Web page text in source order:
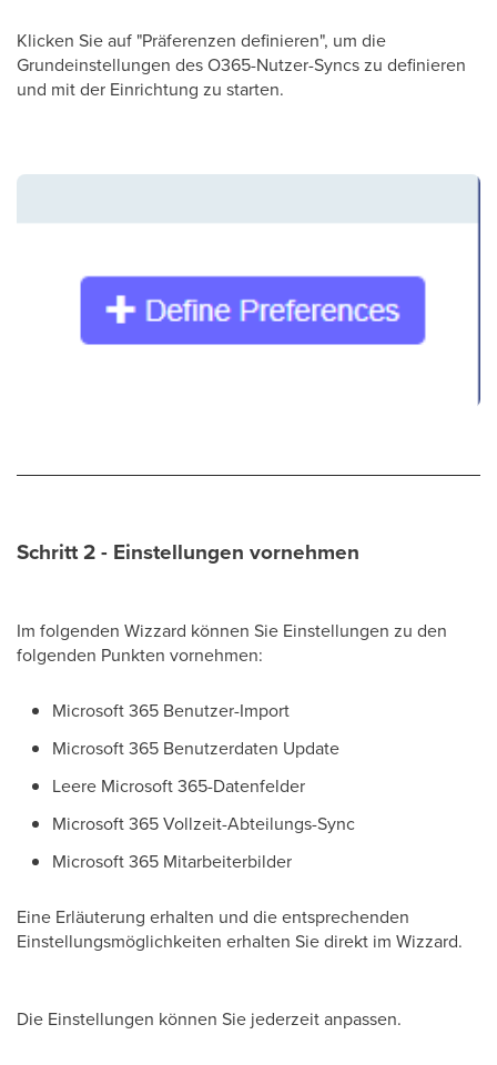
Klicken Sie auf "Präferenzen definieren", um die
Grundeinstellungen des O365-Nutzer-Syncs zu definieren
und mit der Einrichtung zu starten.
Schritt 2 - Einstellungen vornehmen
Im folgenden Wizzard können Sie Einstellungen zu den
folgenden Punkten vornehmen:
Microsoft 365 Benutzer-Import
Microsoft 365 Benutzerdaten Update
Leere Microsoft 365-Datenfelder
Microsoft 365 Vollzeit-Abteilungs-Sync
Microsoft 365 Mitarbeiterbilder
Eine Erläuterung erhalten und die entsprechenden
Einstellungsmöglichkeiten erhalten Sie direkt im Wizzard.
Die Einstellungen können Sie jederzeit anpassen.